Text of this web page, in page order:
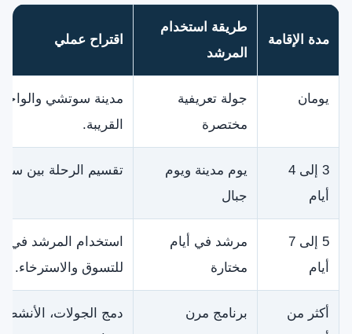
مدة الإقامة
طريقة استخدام
المرشد
اقتراح عملي
يومان
جولة تعريفية
مختصرة
مدينة سوتشي
القريبة.
3 إلى 4
أيام
يوم مدينة ويوم
جبال
تقسيم الرحلة بين
5 إلى 7
أيام
مرشد في أيام
مختارة
استخدام المرشد في
للتسوق والاسترخاء.
أكثر من
برنامج مرن
دمج الجولات،